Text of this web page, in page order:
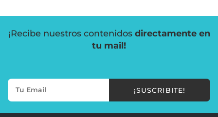
¡Recibe nuestros contenidos directamente en
tu mail!
¡SUSCRIBITE!